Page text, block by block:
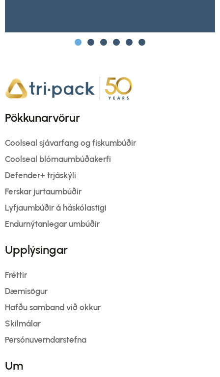
Pökkunarvörur
Coolseal sjávarfang og fiskumbúðir
Coolseal blómaumbúðakerfi
Defender+ trjáskýli
Ferskar jurtaumbúðir
Lyfjaumbúðir á háskólastigi
Endurnýtanlegar umbúðir
Upplýsingar
Fréttir
Dæmisögur
Hafðu samband við okkur
Skilmálar
Persónuverndarstefna
Um